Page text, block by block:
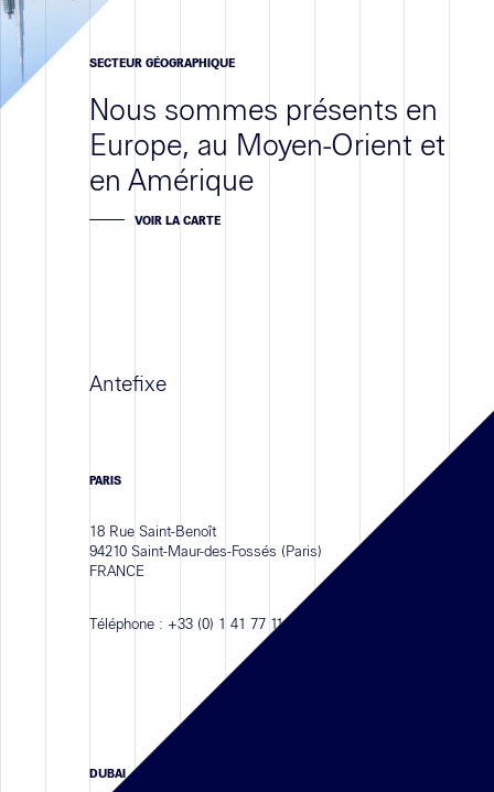
SECTEUR GÉOGRAPHIQUE
Nous sommes présents en
Europe, au Moyen-Orient et
en Amérique
VOIR LA CARTE
Antefixe
PARIS
18 Rue Saint-Benoît
94210 Saint-Maur-des-Fossés (Paris)
FRANCE
Téléphone : +33 (0) 1 41 77 11 68
DUBAI